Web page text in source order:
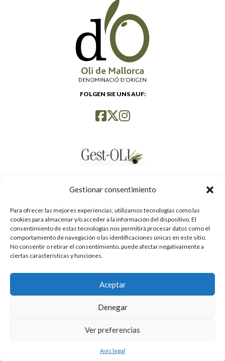
Gestionar consentimiento
Para ofrecer las mejores experiencias, utilizamos tecnologías como las
cookies para almacenar y/o acceder a la información del dispositivo. El
consentimiento de estas tecnologías nos permitirá procesar datos como el
comportamiento de navegación o las identificaciones únicas en este sitio.
No consentir o retirar el consentimiento, puede afectar negativamente a
ciertas características y funciones.
Aceptar
Denegar
Ver preferencias
Avís legal
FOLGEN SIE UNS AUF:
Avís legal